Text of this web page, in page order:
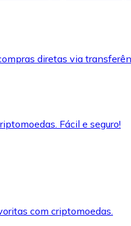
diretas via
Fácil e seguro!
com criptomoedas.